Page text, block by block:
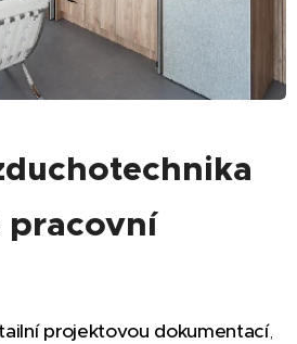
pracovní
projektovou dokumentací,